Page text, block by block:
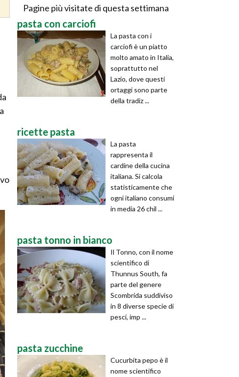
Pagine più visitate di questa settimana
pasta con carciofi
La pasta con i
carciofi è un piatto
molto amato in Italia,
soprattutto nel
Lazio, dove questi
ortaggi sono parte
della tradiz ...
ricette pasta
La pasta
rappresenta il
cardine della cucina
italiana. Si calcola
statisticamente che
ogni italiano consumi
in media 26 chil ...
pasta tonno in bianco
Il Tonno, con il nome
scientifico di
Thunnus South, fa
parte del genere
Scombrida suddiviso
in 8 diverse specie di
pesci, imp ...
pasta zucchine
Cucurbita pepo è il
nome scientifico